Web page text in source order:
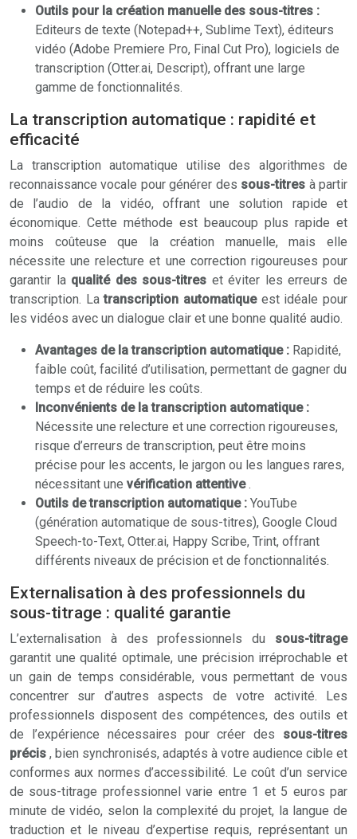
Outils pour la création manuelle des sous-titres :
Editeurs de texte (Notepad++, Sublime Text), éditeurs
vidéo (Adobe Premiere Pro, Final Cut Pro), logiciels de
transcription (Otter.ai, Descript), offrant une large
gamme de fonctionnalités.
La transcription automatique : rapidité et
efficacité
La transcription automatique utilise des algorithmes de
reconnaissance vocale pour générer des sous-titres à partir
de l’audio de la vidéo, offrant une solution rapide et
économique. Cette méthode est beaucoup plus rapide et
moins coûteuse que la création manuelle, mais elle
nécessite une relecture et une correction rigoureuses pour
garantir la qualité des sous-titres et éviter les erreurs de
transcription. Latranscription automatique est idéale pour
les vidéos avec un dialogue clair et une bonne qualité audio.
Avantages de la transcription automatique : Rapidité,
faible coût, facilité d’utilisation, permettant de gagner du
temps et de réduire les coûts.
Inconvénients de la transcription automatique :
Nécessite une relecture et une correction rigoureuses,
risque d’erreurs de transcription, peut être moins
précise pour les accents, le jargon ou les langues rares,
nécessitant une vérification attentive.
Outils de transcription automatique : YouTube
(génération automatique de sous-titres), Google Cloud
Speech-to-Text, Otter.ai, Happy Scribe, Trint, offrant
différents niveaux de précision et de fonctionnalités.
Externalisation à des professionnels du
sous-titrage : qualité garantie
L’externalisation à des professionnels du sous-titrage
garantit une qualité optimale, une précision irréprochable et
un gain de temps considérable, vous permettant de vous
concentrer sur d’autres aspects de votre activité. Les
professionnels disposent des compétences, des outils et
de l’expérience nécessaires pour créer des sous-titres
précis , bien synchronisés, adaptés à votre audience cible et
conformes aux normes d’accessibilité. Le coût d’un service
de sous-titrage professionnel varie entre 1 et 5 euros par
minute de vidéo, selon la complexité du projet, la langue de
traduction et le niveau d’expertise requis, représentant un